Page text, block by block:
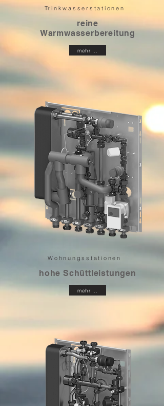
Trinkwasserstationen
reine
Warmwasserbereitung
mehr ...
Wohnungsstationen
hohe Schüttleistungen
mehr ...